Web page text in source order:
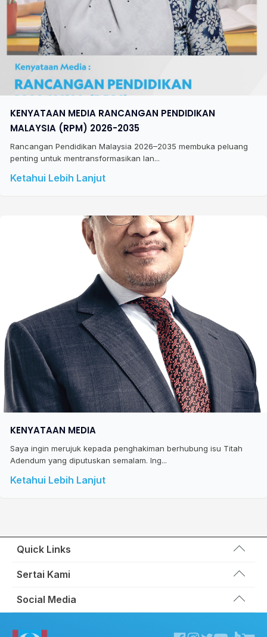
KENYATAAN MEDIA RANCANGAN PENDIDIKAN
MALAYSIA (RPM) 2026-2035
Rancangan Pendidikan Malaysia 2026–2035 membuka peluang
penting untuk mentransformasikan lan...
Ketahui Lebih Lanjut
KENYATAAN MEDIA
Saya ingin merujuk kepada penghakiman berhubung isu Titah
Adendum yang diputuskan semalam. Ing...
Ketahui Lebih Lanjut
Quick Links
Wakil Rakyat
Hubungi Kami
Sumbangan
Sertai Kami
Portal Anggota KEADILAN
Social Media
Twitter KEADILAN